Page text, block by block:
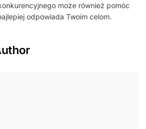
może również pomóc
odpowiada Twoim celom.